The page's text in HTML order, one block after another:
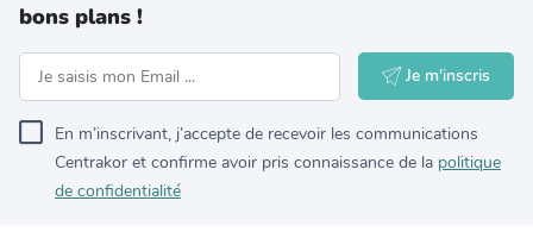
bons plans !
Je m'inscris
En m’inscrivant, j’accepte de recevoir les communications
Centrakor et confirme avoir pris connaissance de la politique
de confidentialité